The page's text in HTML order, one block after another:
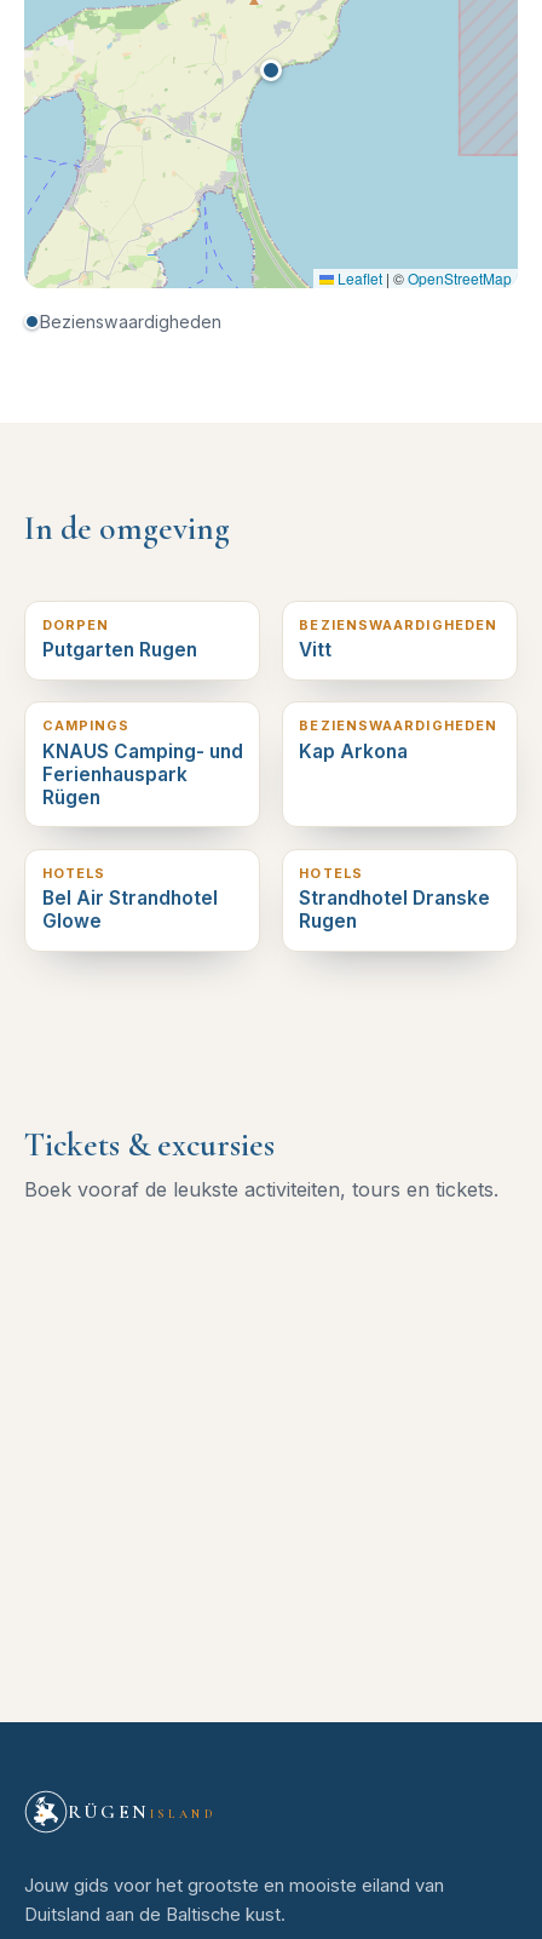
Leaflet | ©OpenStreetMap
Bezienswaardigheden
In de omgeving
DORPEN
Putgarten Rugen
BEZIENSWAARDIGHEDEN
Vitt
3 km verderop
CAMPINGS
KNAUS Camping- und
Ferienhauspark
Rügen
4 km verderop
BEZIENSWAARDIGHEDEN
Kap Arkona
11 km verderop
HOTELS
Bel Air Strandhotel
Glowe
11 km verderop
HOTELS
Strandhotel Dranske
Rugen
Tickets & excursies
Boek vooraf de leukste activiteiten, tours en tickets.
RÜGEN ISLAND
Jouw gids voor het grootste en mooiste eiland van
Duitsland aan de Baltische kust.